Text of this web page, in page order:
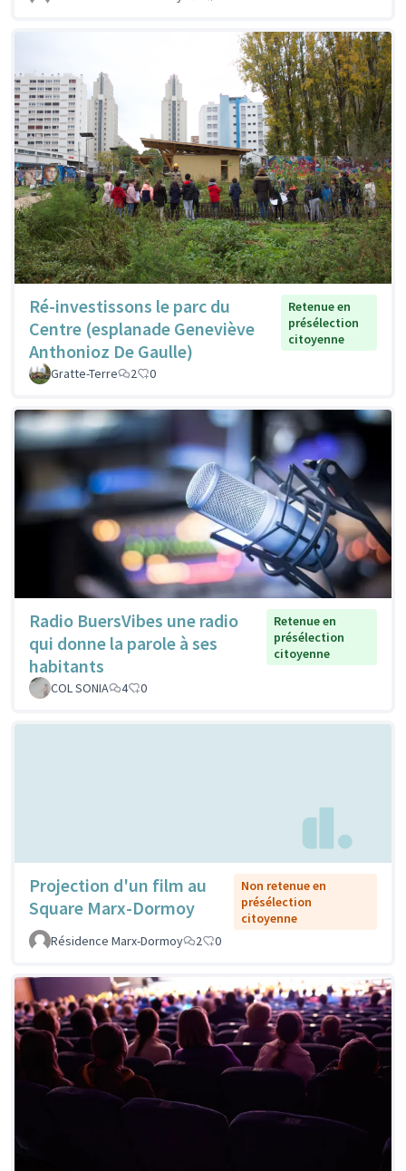
Ré-investissons le parc du
Centre (esplanade Geneviève
Anthonioz De Gaulle)
Retenue en
présélection
citoyenne
Gratte-Terre 2 0
Radio BuersVibes une radio
qui donne la parole à ses
habitants
Retenue en
présélection
citoyenne
COL SONIA 4 0
Projection d'un film au
Square Marx-Dormoy
Non retenue en
présélection
citoyenne
Résidence Marx-Dormoy
2 0